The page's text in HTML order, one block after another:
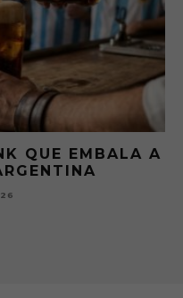
QUE MUDOU A
MARTINI